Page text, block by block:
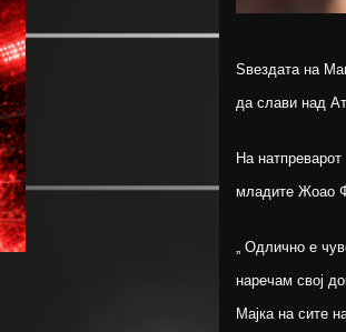
Ѕвездата на
да слави над
На
младите Жоао
„ Одлично е
наречам свој
Мајка на сите